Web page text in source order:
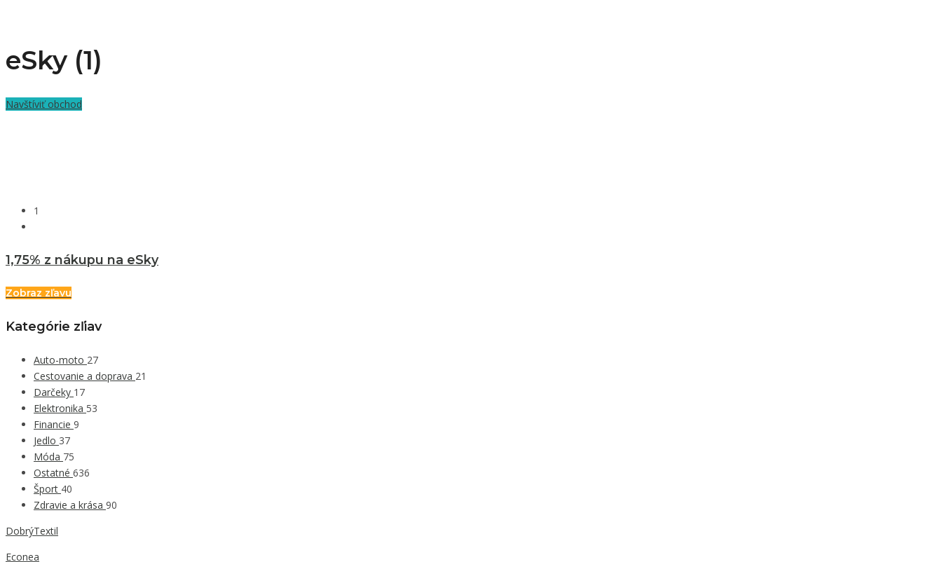
eSky (1)
Navštíviť obchod
1
1,75% z nákupu na eSky
Zobraz zľavu
Kategórie zľiav
Auto-moto 27
Cestovanie a doprava 21
Darčeky 17
Elektronika 53
Financie 9
Jedlo 37
Móda 75
Ostatné 636
Šport 40
Zdravie a krása 90
DobrýTextil
Econea